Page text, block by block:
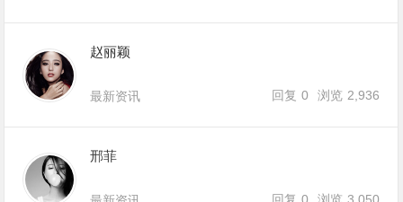
赵丽颖
最新资讯 回复 0 浏览 2,936
邢菲